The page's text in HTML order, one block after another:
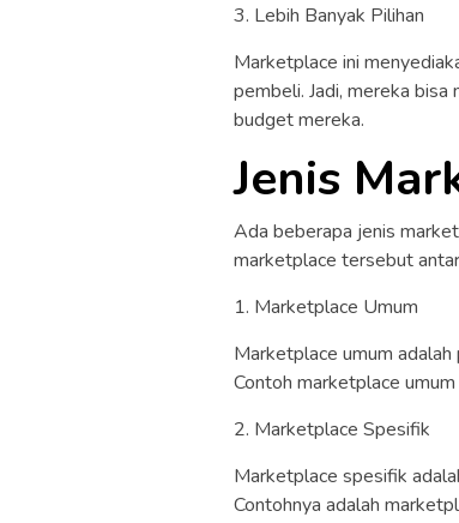
3. Lebih Banyak Pilihan
Marketplace ini
pembeli. Jadi, mereka
budget mereka.
Jenis
Ada beberapa jenis
marketplace tersebut
1. Marketplace Umum
Marketplace umum
Contoh marketplace
2. Marketplace Spesifik
Marketplace spesifik
Contohnya adalah